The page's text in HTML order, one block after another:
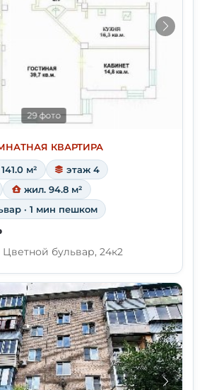
29 фото
КВАРТИРА
141.0 м²
этаж 4
жил. 94.8 м²
· 1 мин пешком
бульвар, 24к2